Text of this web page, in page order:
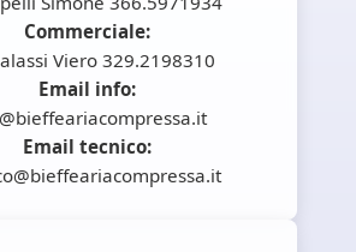
Commerciale:
Viero 329.2198310
Email info:
Email tecnico: